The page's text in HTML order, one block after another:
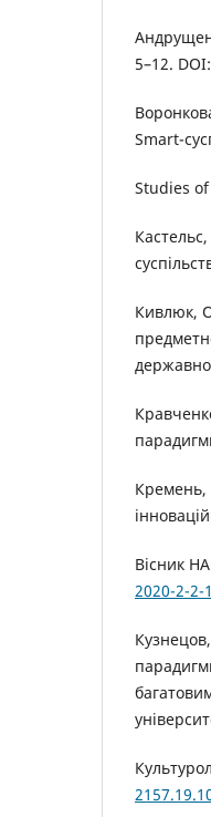
5–12. DOI:
Smart-
Studies of
Кивлюк,
Кремень,
Вісник
2020-2-2-